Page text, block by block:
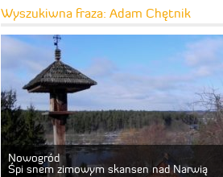
Wyszukiwna fraza: Adam Chętnik
Nowogród
Śpi snem zimowym skansen nad Narwią